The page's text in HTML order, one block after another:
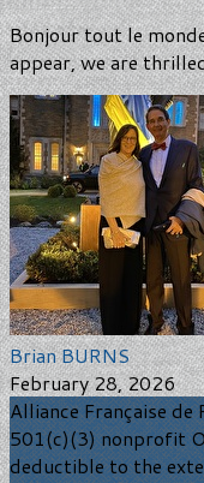
Bonjour tout le
appear, we are
Brian BURNS
February 28, 2026
Alliance Française de
501(c)(3) nonprofit
deductible to the